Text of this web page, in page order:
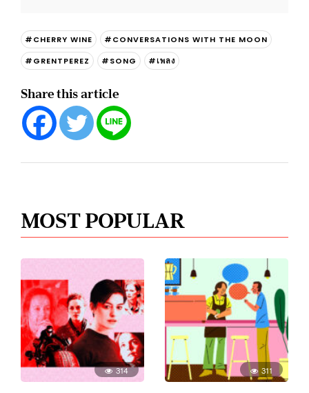
#CHERRY WINE
#CONVERSATIONS WITH THE MOON
#GRENTPEREZ
#SONG #เพลง
Share this article
MOST POPULAR
314 311